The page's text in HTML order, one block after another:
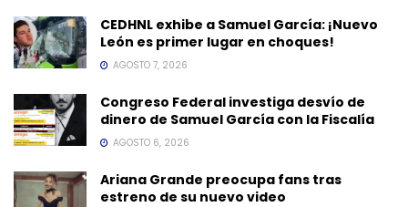
CEDHNL exhibe a Samuel García: ¡Nuevo
León es primer lugar en choques!
AGOSTO 7, 2026
Congreso Federal investiga desvío de
dinero de Samuel García con la Fiscalía
AGOSTO 6, 2026
Ariana Grande preocupa fans tras
estreno de su nuevo video